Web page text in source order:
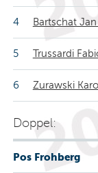
4 Bartschat Jan
5 Trussardi
6 Zurawski
Doppel:
Pos Frohberg